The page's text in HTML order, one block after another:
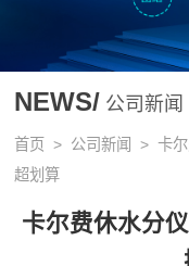
NEWS/ 公司新闻
首页 > 公司新闻
> 卡尔
超划算
卡尔费休水分